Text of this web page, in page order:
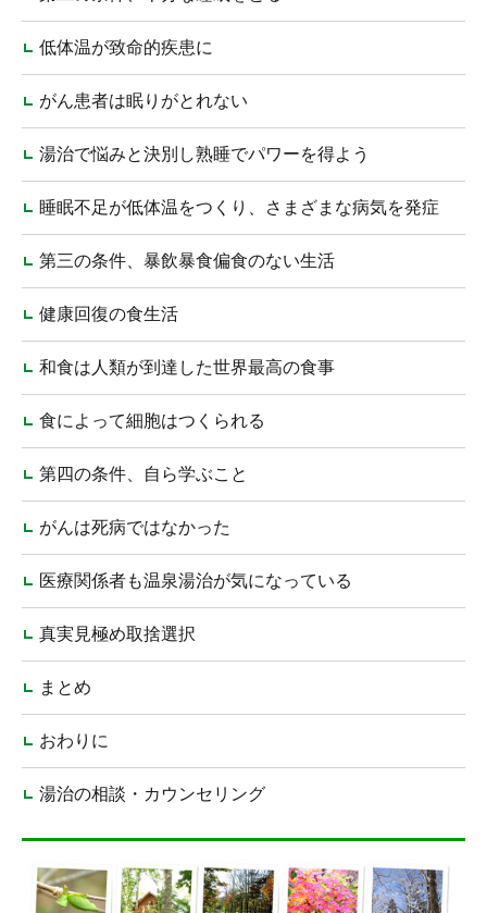
低体温が致命的疾患に
がん患者は眠りがとれない
湯治で悩みと決別し熟睡でパワーを得よう
睡眠不足が低体温をつくり、さまざまな病気を発症
第三の条件、暴飲暴食偏食のない生活
健康回復の食生活
和食は人類が到達した世界最高の食事
食によって細胞はつくられる
第四の条件、自ら学ぶこと
がんは死病ではなかった
医療関係者も温泉湯治が気になっている
真実見極め取捨選択
まとめ
おわりに
湯治の相談・カウンセリング